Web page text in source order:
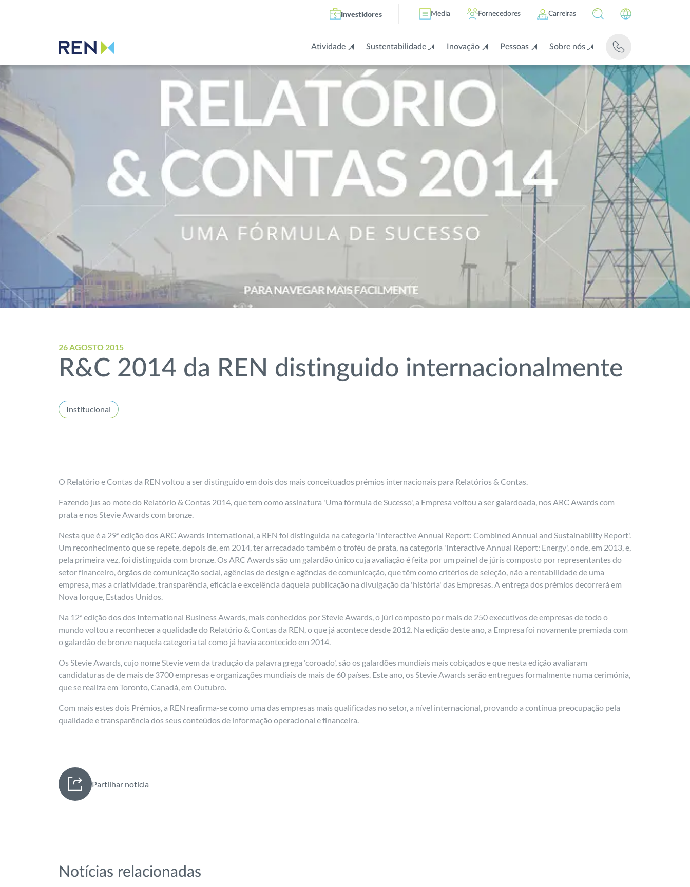
Investidores Media Fornecedores Carreiras
Atividade Sustentabilidade Inovação Pessoas Sobre nós
26 AGOSTO 2015
R&C 2014 da REN distinguido internacionalmente
Institucional
O Relatório e Contas da REN voltou a ser distinguido em dois dos mais conceituados prémios internacionais para Relatórios & Contas.
Fazendo jus ao mote do Relatório & Contas 2014, que tem como assinatura 'Uma fórmula de Sucesso', a Empresa voltou a ser galardoada, nos ARC Awards com
prata e nos Stevie Awards com bronze.
Nesta que é a 29ª edição dos ARC Awards International, a REN foi distinguida na categoria 'Interactive Annual Report: Combined Annual and Sustainability Report'.
Um reconhecimento que se repete, depois de, em 2014, ter arrecadado também o troféu de prata, na categoria 'Interactive Annual Report: Energy', onde, em 2013, e,
pela primeira vez, foi distinguida com bronze. Os ARC Awards são um galardão único cuja avaliação é feita por um painel de júris composto por representantes do
setor financeiro, órgãos de comunicação social, agências de design e agências de comunicação, que têm como critérios de seleção, não a rentabilidade de uma
empresa, mas a criatividade, transparência, eficácia e excelência daquela publicação na divulgação da 'história' das Empresas. A entrega dos prémios decorrerá em
Nova Iorque, Estados Unidos.
Na 12ª edição dos dos International Business Awards, mais conhecidos por Stevie Awards, o júri composto por mais de 250 executivos de empresas de todo o
mundo voltou a reconhecer a qualidade do Relatório & Contas da REN, o que já acontece desde 2012. Na edição deste ano, a Empresa foi novamente premiada com
o galardão de bronze naquela categoria tal como já havia acontecido em 2014.
Os Stevie Awards, cujo nome Stevie vem da tradução da palavra grega 'coroado', são os galardões mundiais mais cobiçados e que nesta edição avaliaram
candidaturas de de mais de 3700 empresas e organizações mundiais de mais de 60 países. Este ano, os Stevie Awards serão entregues formalmente numa cerimónia,
que se realiza em Toronto, Canadá, em Outubro.
Com mais estes dois Prémios, a REN reafirma-se como uma das empresas mais qualificadas no setor, a nível internacional, provando a contínua preocupação pela
qualidade e transparência dos seus conteúdos de informação operacional e financeira.
Partilhar notícia
Notícias relacionadas